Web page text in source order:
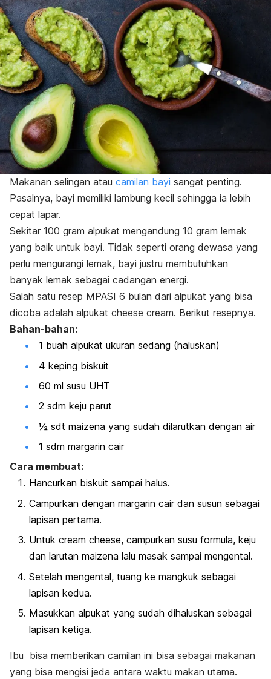
Makanan selingan atau camilan bayi sangat penting.
Pasalnya, bayi memiliki lambung kecil sehingga ia lebih
cepat lapar.
Sekitar 100 gram alpukat mengandung 10 gram lemak
yang baik untuk bayi. Tidak seperti orang dewasa yang
perlu mengurangi lemak, bayi justru membutuhkan
banyak lemak sebagai cadangan energi.
Salah satu resep MPASI 6 bulan dari alpukat yang bisa
dicoba adalah alpukat cheese cream. Berikut resepnya.
Bahan-bahan:
1 buah alpukat ukuran sedang (haluskan)
4 keping biskuit
60 ml susu UHT
2 sdm keju parut
½ sdt maizena yang sudah dilarutkan dengan air
1 sdm margarin cair
Cara membuat:
Hancurkan biskuit sampai halus.
Campurkan dengan margarin cair dan susun sebagai
lapisan pertama.
Untuk cream cheese, campurkan susu formula, keju
dan larutan maizena lalu masak sampai mengental.
Setelah mengental, tuang ke mangkuk sebagai
lapisan kedua.
Masukkan alpukat yang sudah dihaluskan sebagai
lapisan ketiga.
Ibu bisa memberikan camilan ini bisa sebagai makanan
yang bisa mengisi jeda antara waktu makan utama.